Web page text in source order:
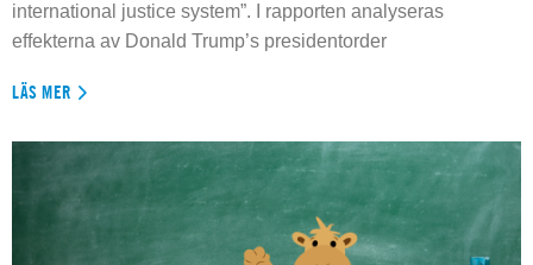
international justice system”. I rapporten analyseras
effekterna av Donald Trump’s presidentorder
LÄS MER